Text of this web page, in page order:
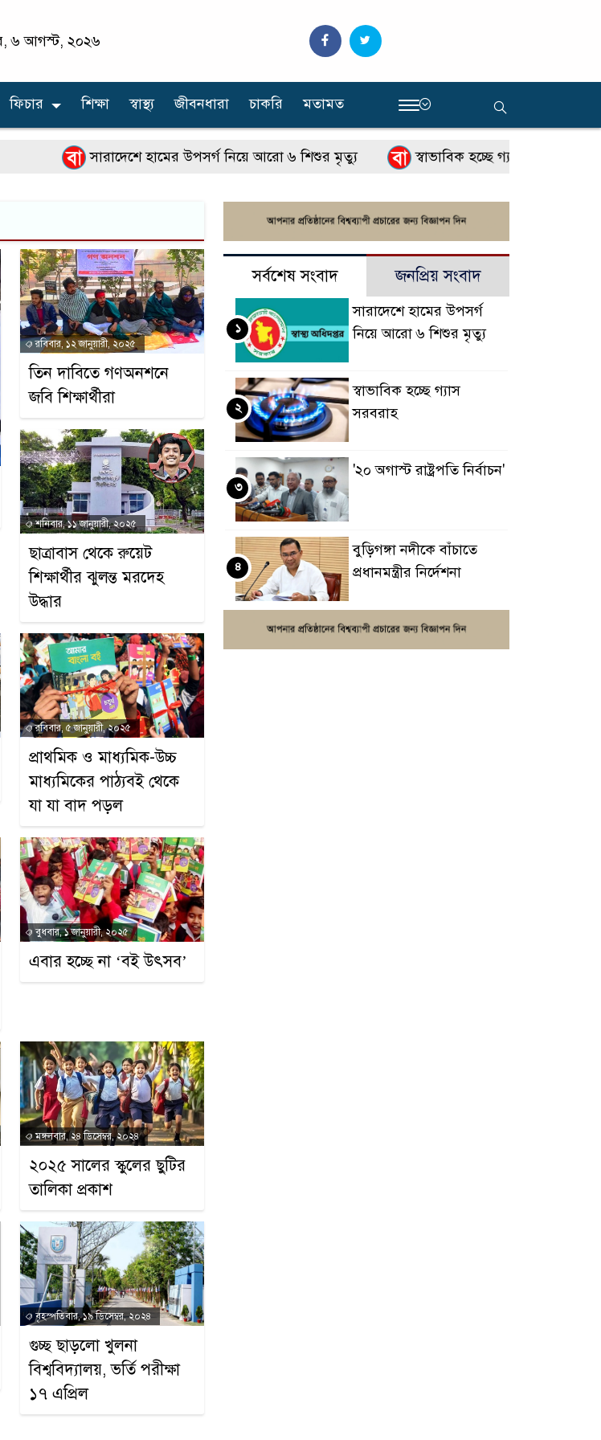
৬ আগস্ট, ২০২৬
ফিচার শিক্ষা স্বাস্থ্য জীবনধারা চাকরি মতামত ‍
সারাদেশে হামের উপসর্গ নিয়ে আরো ৬ শিশুর মৃত্যু স্বাভাবিক হচ্ছে গ্যাস সরবরাহ
রবিবার, ১২ জানুয়ারী, ২০২৫
তিন দাবিতে গণঅনশনে
জবি শিক্ষার্থীরা
শনিবার, ১১ জানুয়ারী, ২০২৫
ছাত্রাবাস থেকে রুয়েট
শিক্ষার্থীর ঝুলন্ত মরদেহ
উদ্ধার
রবিবার, ৫ জানুয়ারী, ২০২৫
প্রাথমিক ও মাধ্যমিক-উচ্চ
মাধ্যমিকের পাঠ্যবই থেকে
যা যা বাদ পড়ল
বুধবার, ১ জানুয়ারী, ২০২৫
এবার হচ্ছে না ‘বই উৎসব’
মঙ্গলবার, ২৪ ডিসেম্বর, ২০২৪
২০২৫ সালের স্কুলের ছুটির
তালিকা প্রকাশ
বৃহস্পতিবার, ১৯ ডিসেম্বর, ২০২৪
গুচ্ছ ছাড়লো খুলনা
বিশ্ববিদ্যালয়, ভর্তি পরীক্ষা
১৭ এপ্রিল
সর্বশেষ সংবাদ জনপ্রিয় সংবাদ
সারাদেশে হামের উপসর্গ
নিয়ে আরো ৬ শিশুর মৃত্যু
১
স্বাভাবিক হচ্ছে গ্যাস
সরবরাহ
২
'২০ অগাস্ট রাষ্ট্রপতি নির্বাচন'
৩
বুড়িগঙ্গা নদীকে বাঁচাতে
প্রধানমন্ত্রীর নির্দেশনা
৪
ইউটিউবে নতুন চ্যানেল শুরু
করার আগে করণীয়
৫